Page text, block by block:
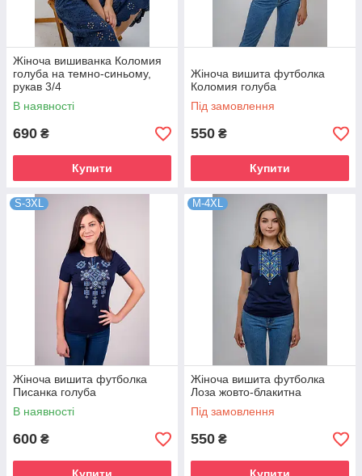
Жіноча вишиванка Коломия
голуба на темно-синьому,
рукав 3/4
В наявності
690 ₴
Купити
Жіноча вишита футболка
Коломия голуба
Під замовлення
550 ₴
Купити
S-3XL
Жіноча вишита футболка
Писанка голуба
В наявності
600 ₴
M-4XL
Жіноча вишита футболка
Лоза жовто-блакитна
Під замовлення
550 ₴